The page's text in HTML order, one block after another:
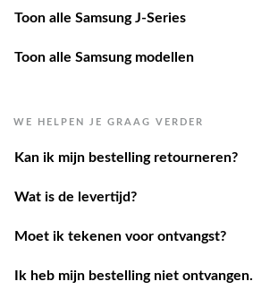
Toon alle Samsung J-Series
Toon alle Samsung modellen
WE HELPEN JE GRAAG VERDER
Kan ik mijn bestelling retourneren?
Wat is de levertijd?
Moet ik tekenen voor ontvangst?
Ik heb mijn bestelling niet ontvangen.